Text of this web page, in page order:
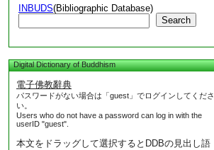
INBUDS(Bibliographic Database)
Search
Digital Dictionary of Buddhism
電子佛教辭典
パスワードがない場合は「guest」でログインしてくださ
い。
Users who do not have a password can log in with the
userID "guest".
本文をドラッグして選択するとDDBの見出し語